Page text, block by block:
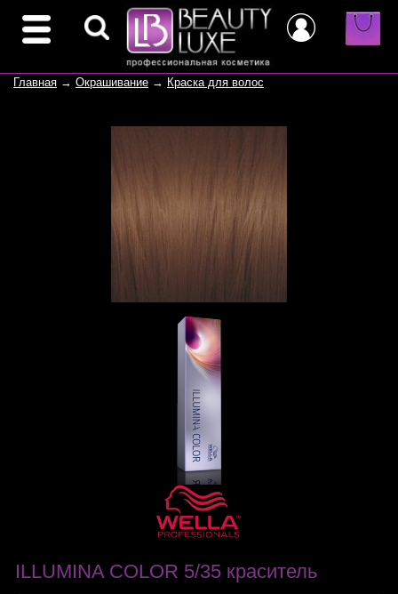
Главная → Окрашивание → Краска для волос
ILLUMINA COLOR 5/35 краситель